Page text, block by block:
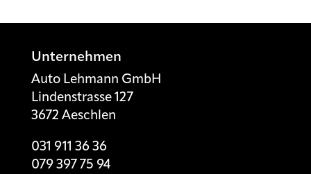
Unternehmen
Auto Lehmann GmbH
Lindenstrasse 127
3672 Aeschlen
031 911 36 36
079 397 75 94